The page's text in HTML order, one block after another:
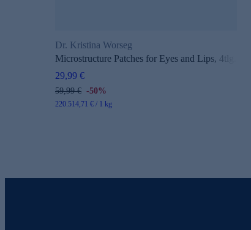
Dr. Kristina Worseg
Microstructure Patches for Eyes and Lips, 4tlg.
29,99 €
59,99 € -50%
220.514,71 € / 1 kg